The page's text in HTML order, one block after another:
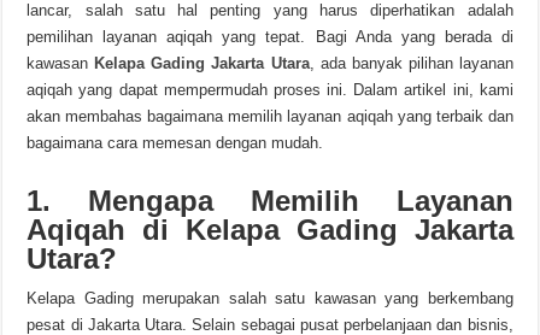
lancar, salah satu hal penting yang harus diperhatikan adalah
pemilihan layanan aqiqah yang tepat. Bagi Anda yang berada di
kawasan Kelapa Gading Jakarta Utara, ada banyak pilihan layanan
aqiqah yang dapat mempermudah proses ini. Dalam artikel ini, kami
akan membahas bagaimana memilih layanan aqiqah yang terbaik dan
bagaimana cara memesan dengan mudah.
1. Mengapa Memilih Layanan
Aqiqah di Kelapa Gading Jakarta
Utara?
Kelapa Gading merupakan salah satu kawasan yang berkembang
pesat di Jakarta Utara. Selain sebagai pusat perbelanjaan dan bisnis,